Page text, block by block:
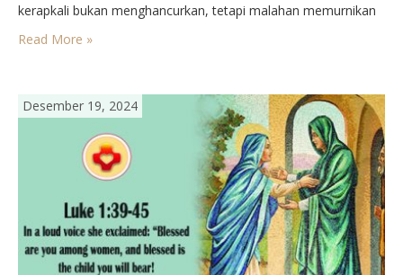
kerapkali bukan menghancurkan, tetapi malahan memurnikan
pandang umur. Agnes baru berumur 12 tahun ketika ditahan
Read More »
Desember 19, 2024